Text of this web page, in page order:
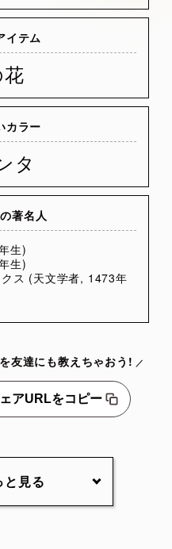
イテム
カラー
タ
著名人
生)
生)
ス (天文学者, 1473年
友達にも教えちゃおう!
アURLをコピー
と見る